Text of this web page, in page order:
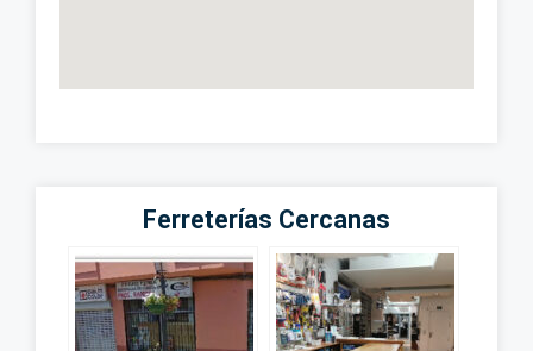
Ferreterías Cercanas